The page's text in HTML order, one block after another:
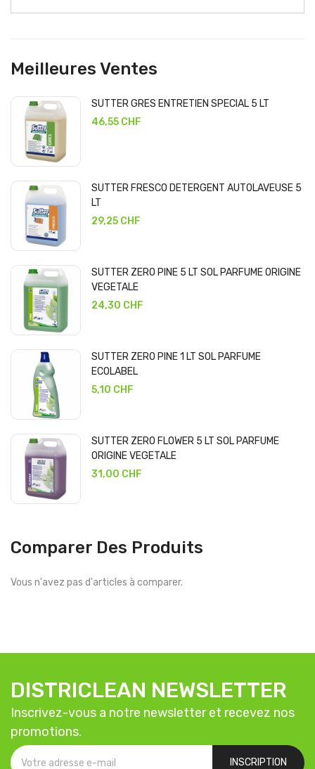
Meilleures Ventes
SUTTER GRES ENTRETIEN SPECIAL 5 LT
46,55 CHF
SUTTER FRESCO DETERGENT AUTOLAVEUSE 5
LT
29,25 CHF
SUTTER ZERO PINE 5 LT SOL PARFUME ORIGINE
VEGETALE
24,30 CHF
SUTTER ZERO PINE 1 LT SOL PARFUME
ECOLABEL
5,10 CHF
SUTTER ZERO FLOWER 5 LT SOL PARFUME
ORIGINE VEGETALE
31,00 CHF
Comparer Des Produits
Vous n'avez pas d'articles à comparer.
DISTRICLEAN NEWSLETTER
Inscrivez-vous a notre newsletter et recevez nos
promotions.
INSCRIPTION